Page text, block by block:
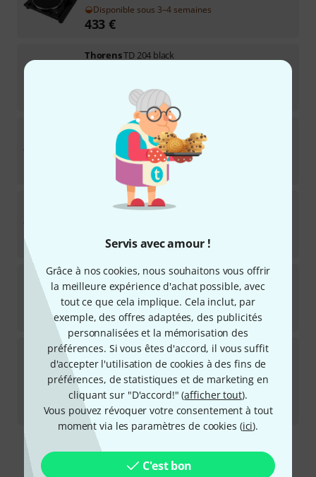
Servis avec amour !
Grâce à nos cookies, nous souhaitons vous offrir
la meilleure expérience d'achat possible, avec
tout ce que cela implique. Cela inclut, par
exemple, des offres adaptées, des publicités
personnalisées et la mémorisation des
préférences. Si vous êtes d'accord, il vous suffit
d'accepter l'utilisation de cookies à des fins de
préférences, de statistiques et de marketing en
cliquant sur "D'accord!" (afficher tout).
Vous pouvez révoquer votre consentement à tout
moment via les paramètres de cookies (ici).
C'est bon
Disponible sous 3–4 semaines
433 €
ThorensTD 204 black
ThorensTD 402 DD walnut
7
Disponible sous 3–4 semaines
ThorensTD 102 A walnut HG
659€
ThorensTD 1500 black HG B-Stock
Disponible immédiatement
1.479 €
ThorensTD 1500 walnut HG B-Stock
Disponible immédiatement
1.555€
Meilleur prix sur 30 jours:1.645 €
-5%
Envoi gratuit à partir de 69 €
Les prix sont indiqués avec TVA comprise